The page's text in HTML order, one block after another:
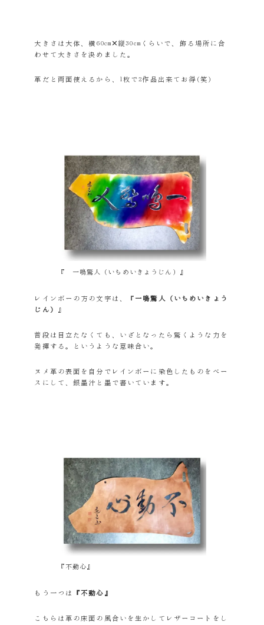
大きさは大体、横60cm✕縦30cmくらいで、飾る場所に合
わせて大きさを決めました。
革だと両面使えるから、1枚で2作品出来てお得(笑)
『 一鳴驚人（いちめいきょうじん）』
レインボーの方の文字は、『 一鳴驚人（いちめいきょう
じん）
』
普段は目立たなくても、いざとなったら驚くような力を
発揮する。というような意味合い。
ヌメ革の表面を自分でレインボーに染色したものをベー
スにして、銀墨汁と墨で書いています。
『不動心』
もう一つは 『不動心』
こちらは革の床面の風合いを生かしてレザーコートをし